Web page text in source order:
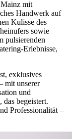
mit
Handwerk auf
Kulisse des
sowie
pulsierenden
Erlebnisse,
exklusives
mit unserer
und
begeistert.
Professionalität –